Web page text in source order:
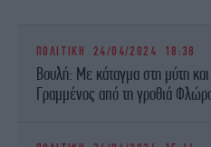
ΠΟΛΙΤΙΚΗ 24/04/2024 18:38
Βουλή: Με κάταγμα στη μύτη
Γραμμένος από τη γροθιά